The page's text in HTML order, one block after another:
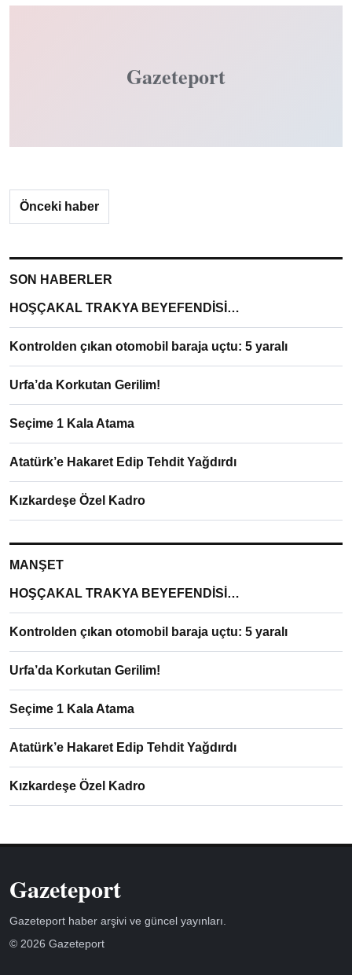
Gazeteport
Önceki haber
SON HABERLER
HOŞÇAKAL TRAKYA BEYEFENDİSİ…
Kontrolden çıkan otomobil baraja uçtu: 5 yaralı
Urfa’da Korkutan Gerilim!
Seçime 1 Kala Atama
Atatürk’e Hakaret Edip Tehdit Yağdırdı
Kızkardeşe Özel Kadro
MANŞET
HOŞÇAKAL TRAKYA BEYEFENDİSİ…
Kontrolden çıkan otomobil baraja uçtu: 5 yaralı
Urfa’da Korkutan Gerilim!
Seçime 1 Kala Atama
Atatürk’e Hakaret Edip Tehdit Yağdırdı
Kızkardeşe Özel Kadro
Gazeteport
Gazeteport haber arşivi ve güncel yayınları.
© 2026 Gazeteport